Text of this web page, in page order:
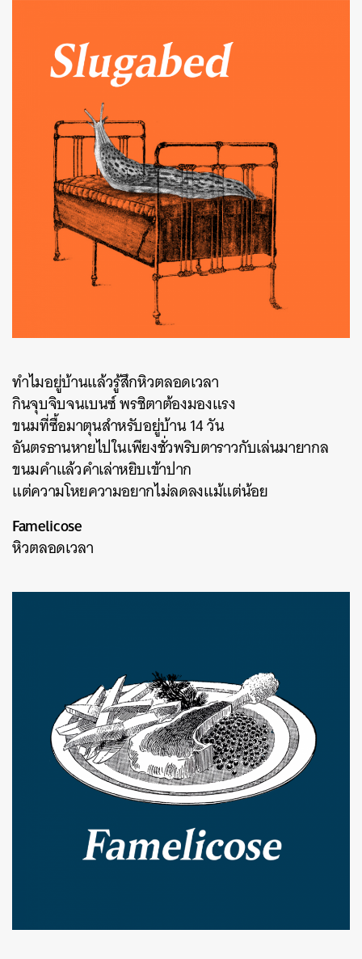
ทำไมอยู่บ้านแล้วรู้สึกหิวตลอดเวลา
กินจุบจิบจนเบนซ์ พรชิตาต้องมองแรง
ขนมที่ซื้อมาตุนสำหรับอยู่บ้าน 14 วัน
อันตรธานหายไปในเพียงชั่วพริบตาราวกับเล่นมายากล
ขนมคำแล้วคำเล่าหยิบเข้าปาก
แต่ความโหยความอยากไม่ลดลงแม้แต่น้อย
Famelicose
หิวตลอดเวลา